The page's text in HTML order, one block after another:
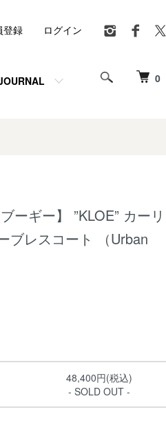
0
登録 ログイン
ーギー】 ”KLOE” カーリ
ブレスコート （Urban
48,400円(税込)
- SOLD OUT -